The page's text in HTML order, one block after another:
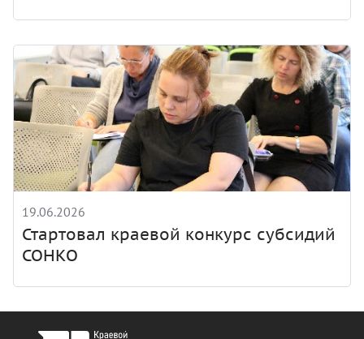
19.06.2026
Стартовал краевой конкурс субсидий
СОНКО